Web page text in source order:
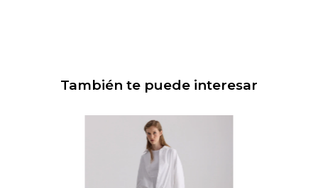
También te puede interesar